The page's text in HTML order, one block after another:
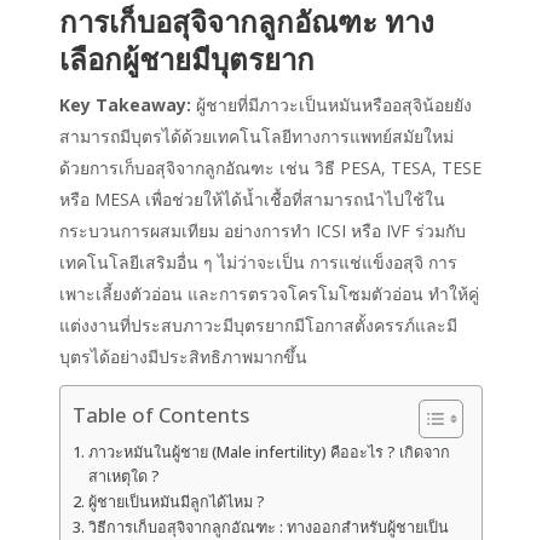
การเก็บอสุจิจากลูกอัณฑะ ทาง
เลือกผู้ชายมีบุตรยาก
Key Takeaway: ผู้ชายที่มีภาวะเป็นหมันหรืออสุจิน้อยยัง
สามารถมีบุตรได้ด้วยเทคโนโลยีทางการแพทย์สมัยใหม่
ด้วยการเก็บอสุจิจากลูกอัณฑะ เช่น วิธี PESA, TESA, TESE
หรือ MESA เพื่อช่วยให้ได้น้ำเชื้อที่สามารถนำไปใช้ใน
กระบวนการผสมเทียม อย่างการทำ ICSI หรือ IVF ร่วมกับ
เทคโนโลยีเสริมอื่น ๆ ไม่ว่าจะเป็น การแช่แข็งอสุจิ การ
เพาะเลี้ยงตัวอ่อน และการตรวจโครโมโซมตัวอ่อน ทำให้คู่
แต่งงานที่ประสบภาวะมีบุตรยากมีโอกาสตั้งครรภ์และมี
บุตรได้อย่างมีประสิทธิภาพมากขึ้น
Table of Contents
ภาวะหมันในผู้ชาย (Male infertility) คืออะไร ? เกิดจาก
สาเหตุใด ?
ผู้ชายเป็นหมันมีลูกได้ไหม ?
วิธีการเก็บอสุจิจากลูกอัณฑะ : ทางออกสำหรับผู้ชายเป็น